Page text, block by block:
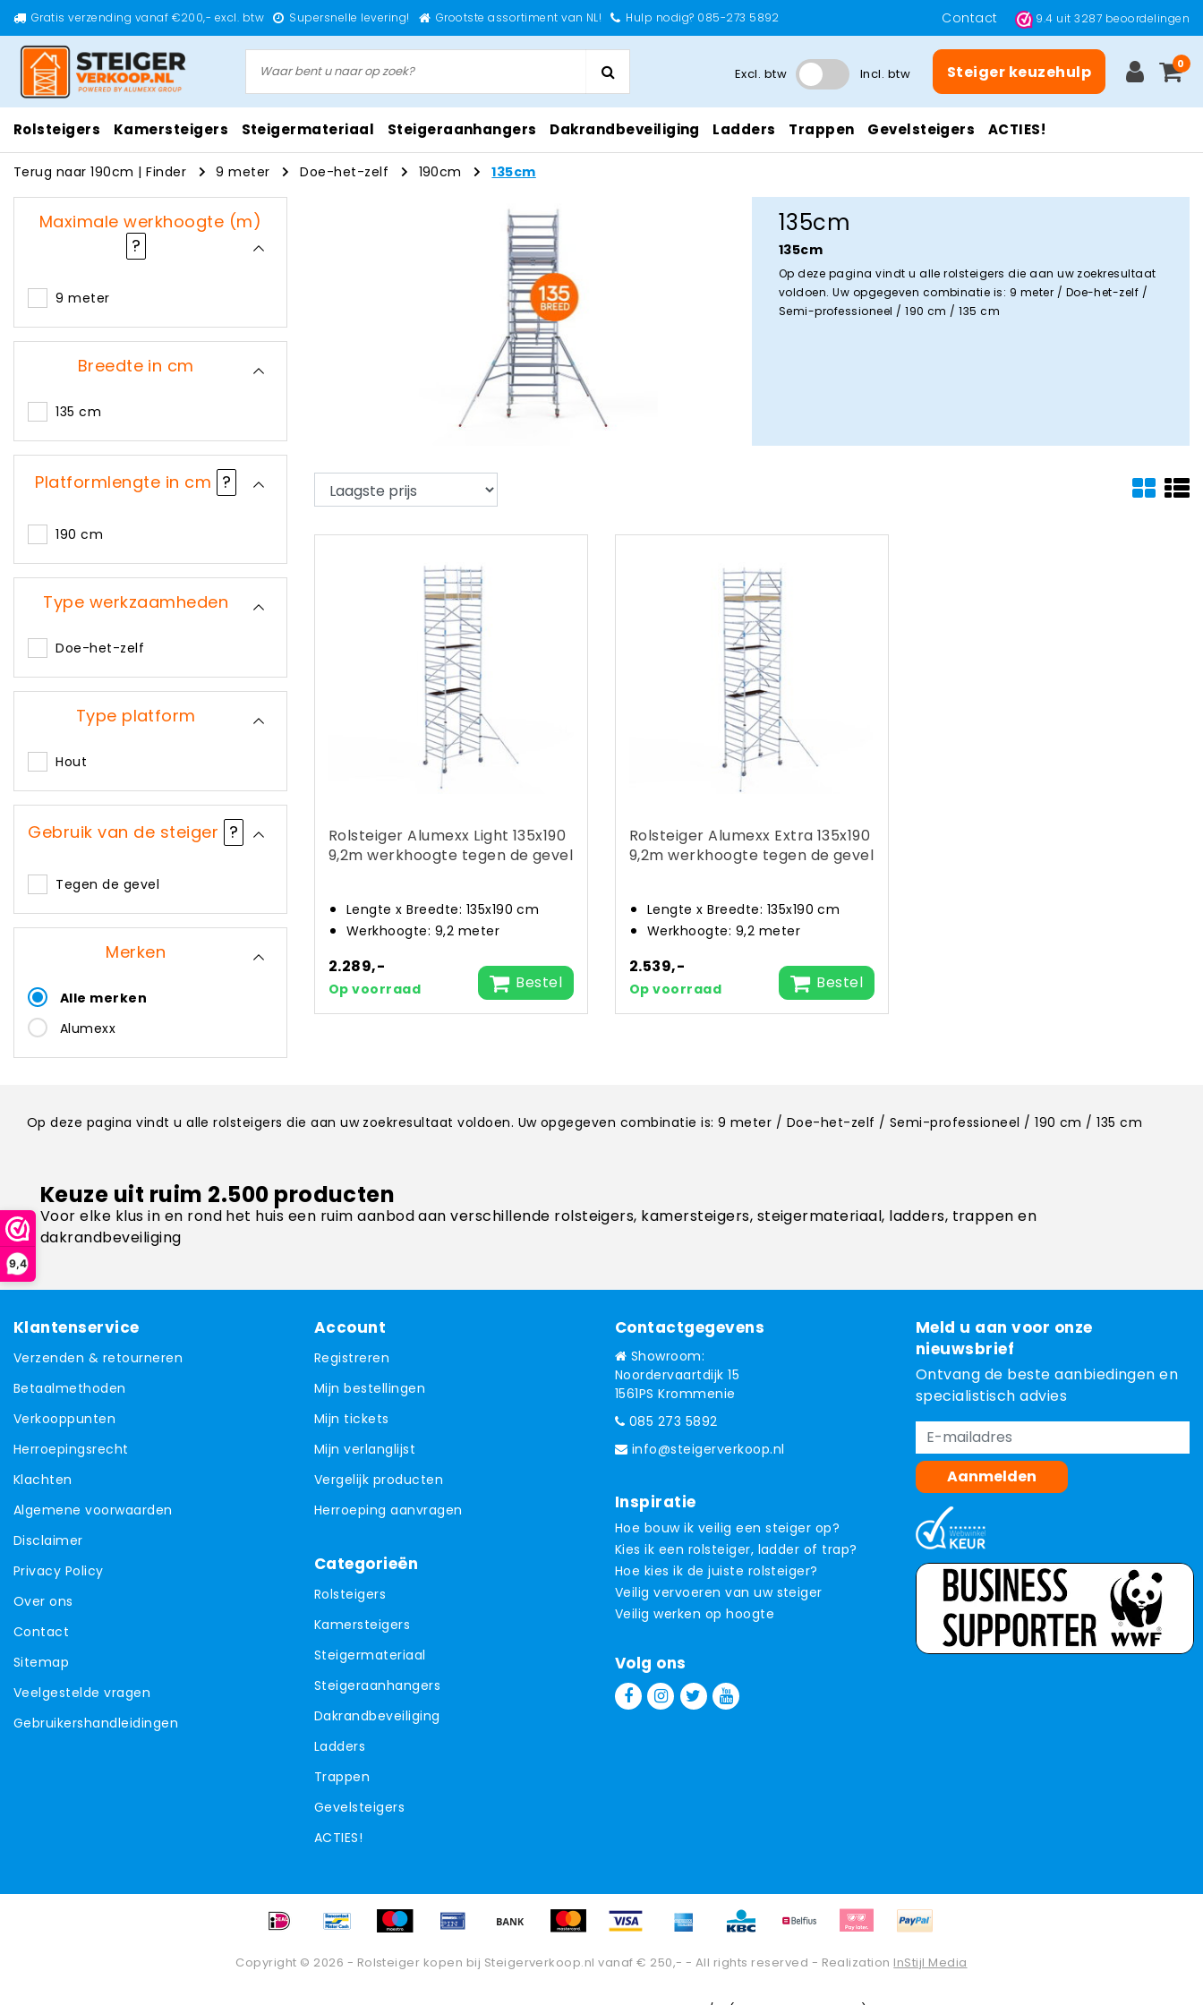
9,4
Gratis verzending vanaf €200,- excl. btw Supersnelle levering! Grootste assortiment van NL! Hulp nodig? 085-273 5892 Contact 9.4 uit3287 beoordelingen
Excl. btw Incl. btw Steiger keuzehulp 0
Rolsteigers Kamersteigers Steigermateriaal Steigeraanhangers Dakrandbeveiliging Ladders Trappen Gevelsteigers ACTIES!
Terug naar 190cm |Finder 9 meter Doe-het-zelf 190cm 135cm
Maximale werkhoogte (m)
?
9 meter
Breedte in cm
135 cm
Platformlengte in cm ?
190 cm
Type werkzaamheden
Doe-het-zelf
Type platform
Hout
Gebruik van de steiger ?
Tegen de gevel
Merken
Alle merken
Alumexx
135cm
135cm
Op deze pagina vindt u alle rolsteigers die aan uw zoekresultaat
voldoen. Uw opgegeven combinatie is: 9 meter / Doe-het-zelf /
Semi-professioneel / 190 cm / 135 cm
Rolsteiger Alumexx Light 135x190
9,2m werkhoogte tegen de gevel
Lengte x Breedte: 135x190 cm
Werkhoogte: 9,2 meter
2.289,-
Op voorraad Bestel
Rolsteiger Alumexx Extra 135x190
9,2m werkhoogte tegen de gevel
Lengte x Breedte: 135x190 cm
Werkhoogte: 9,2 meter
2.539,-
Op voorraad Bestel
Op deze pagina vindt u alle rolsteigers die aan uw zoekresultaat voldoen. Uw opgegeven combinatie is: 9 meter / Doe-het-zelf / Semi-professioneel / 190 cm / 135 cm
Keuze uit ruim 2.500 producten
Voor elke klus in en rond het huis een ruim aanbod aan verschillende rolsteigers, kamersteigers, steigermateriaal, ladders, trappen en
dakrandbeveiliging
Klantenservice
Verzenden & retourneren
Betaalmethoden
Verkooppunten
Herroepingsrecht
Klachten
Algemene voorwaarden
Disclaimer
Privacy Policy
Over ons
Contact
Sitemap
Veelgestelde vragen
Gebruikershandleidingen
Account
Registreren
Mijn bestellingen
Mijn tickets
Mijn verlanglijst
Vergelijk producten
Herroeping aanvragen
Categorieën
Rolsteigers
Kamersteigers
Steigermateriaal
Steigeraanhangers
Dakrandbeveiliging
Ladders
Trappen
Gevelsteigers
ACTIES!
Contactgegevens
Showroom:
Noordervaartdijk 15
1561PS Krommenie
085 273 5892
info@steigerverkoop.nl
Inspiratie
Hoe bouw ik veilig een steiger op?
Kies ik een rolsteiger, ladder of trap?
Hoe kies ik de juiste rolsteiger?
Veilig vervoeren van uw steiger
Veilig werken op hoogte
Volg ons
Meld u aan voor onze
nieuwsbrief
Ontvang de beste aanbiedingen en
specialistisch advies
Aanmelden
Copyright © 2026 - Rolsteiger kopen bij Steigerverkoop.nl vanaf € 250,- - All rights reserved - Realization InStijl Media